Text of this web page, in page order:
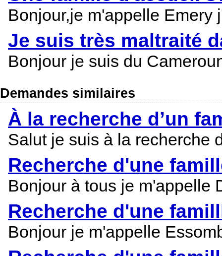
Bonjour,je m'appelle
Je suis très maltraité
Bonjour je suis du
Demandes similaires
À la recherche d’un
Salut je suis à la recherche
Recherche d'une
Bonjour à tous je m'appelle
Recherche d'une
Bonjour je m'appelle